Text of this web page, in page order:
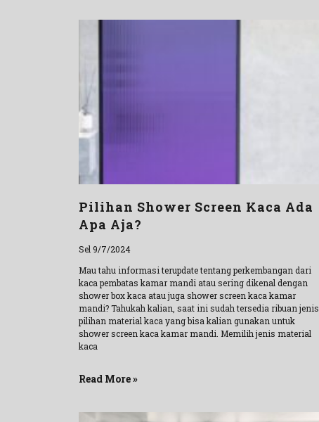
Pilihan Shower Screen Kaca Ada
Apa Aja?
Sel 9/7/2024
Mau tahu informasi terupdate tentang perkembangan dari
kaca pembatas kamar mandi atau sering dikenal dengan
shower box kaca atau juga shower screen kaca kamar
mandi? Tahukah kalian, saat ini sudah tersedia ribuan jenis
pilihan material kaca yang bisa kalian gunakan untuk
shower screen kaca kamar mandi. Memilih jenis material
kaca
Read More »